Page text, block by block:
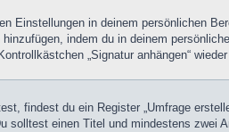
Einstellungen in deinem persönlichen
indem du in deinem
„Signatur anhängen“
findest du ein Register „Umfrage
einen Titel und mindestens